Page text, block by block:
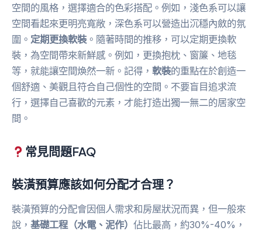
空間的風格，選擇適合的色彩搭配。例如，淺色系可以讓
空間看起來更明亮寬敞，深色系可以營造出沉穩內斂的氛
圍。 定期更換軟裝。隨著時間的推移，可以定期更換軟
裝，為空間帶來新鮮感。例如，更換抱枕、窗簾、地毯
等，就能讓空間煥然一新。記得， 軟裝的重點在於創造一
個舒適、美觀且符合自己個性的空間。不要盲目追求流
行，選擇自己喜歡的元素，才能打造出獨一無二的居家空
間。
常見問題FAQ
裝潢預算應該如何分配才合理？
裝潢預算的分配會因個人需求和房屋狀況而異，但一般來
說， 基礎工程（水電、泥作） 佔比最高，約30%-40%，